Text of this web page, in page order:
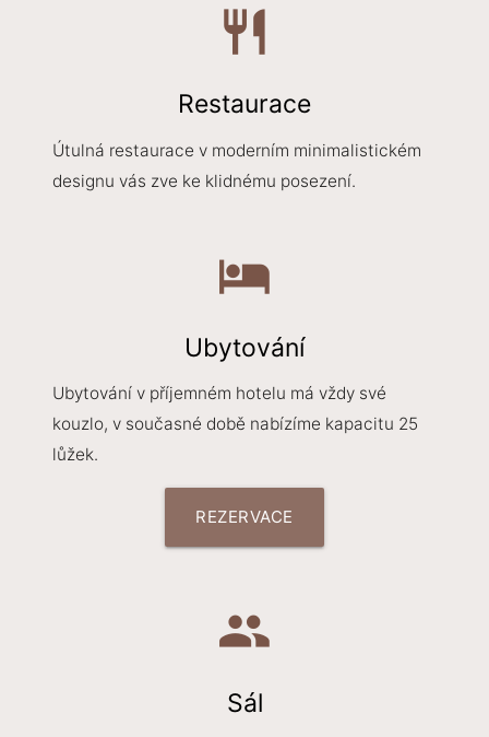
restaurant
Restaurace
Útulná restaurace v moderním minimalistickém
designu vás zve ke klidnému posezení.
local_hotel
Ubytování
Ubytování v příjemném hotelu má vždy své
kouzlo, v současné době nabízíme kapacitu 25
lůžek.
REZERVACE
people
Sál